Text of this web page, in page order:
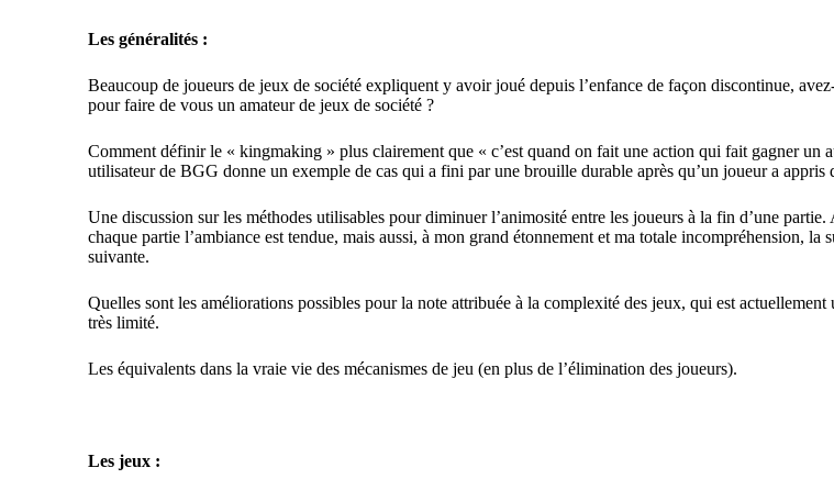
Les généralités :
Beaucoup de joueurs de jeux de société expliquent y avoir joué depuis l’enfance de façon discontinue,
pour faire de vous un amateur de jeux de société ?
Comment définir le « kingmaking » plus clairement que « c’est quand on fait une action qui fait gagner
utilisateur de BGG donne un exemple de cas qui a fini par une brouille durable après qu’un joueur a appris
Une discussion sur les méthodes utilisables pour diminuer l’animosité entre les joueurs à la fin d’une partie.
chaque partie l’ambiance est tendue, mais aussi, à mon grand étonnement et ma totale incompréhension,
suivante.
Quelles sontles améliorations possibles pour la note attribuée à la complexité des jeux, qui est
très limité.
Les équivalents dans la vraie vie des mécanismes de jeu (en plus de l’élimination des joueurs).
Les jeux :